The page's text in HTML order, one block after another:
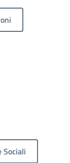
Sociali